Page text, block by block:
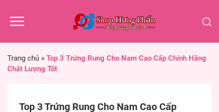
Trang chủ » Top 3 Trứng Rung Cho Nam Cao Cấp Chính Hãng
Chất Lượng Tốt
Top 3 Trứng Rung Cho Nam Cao Cấp